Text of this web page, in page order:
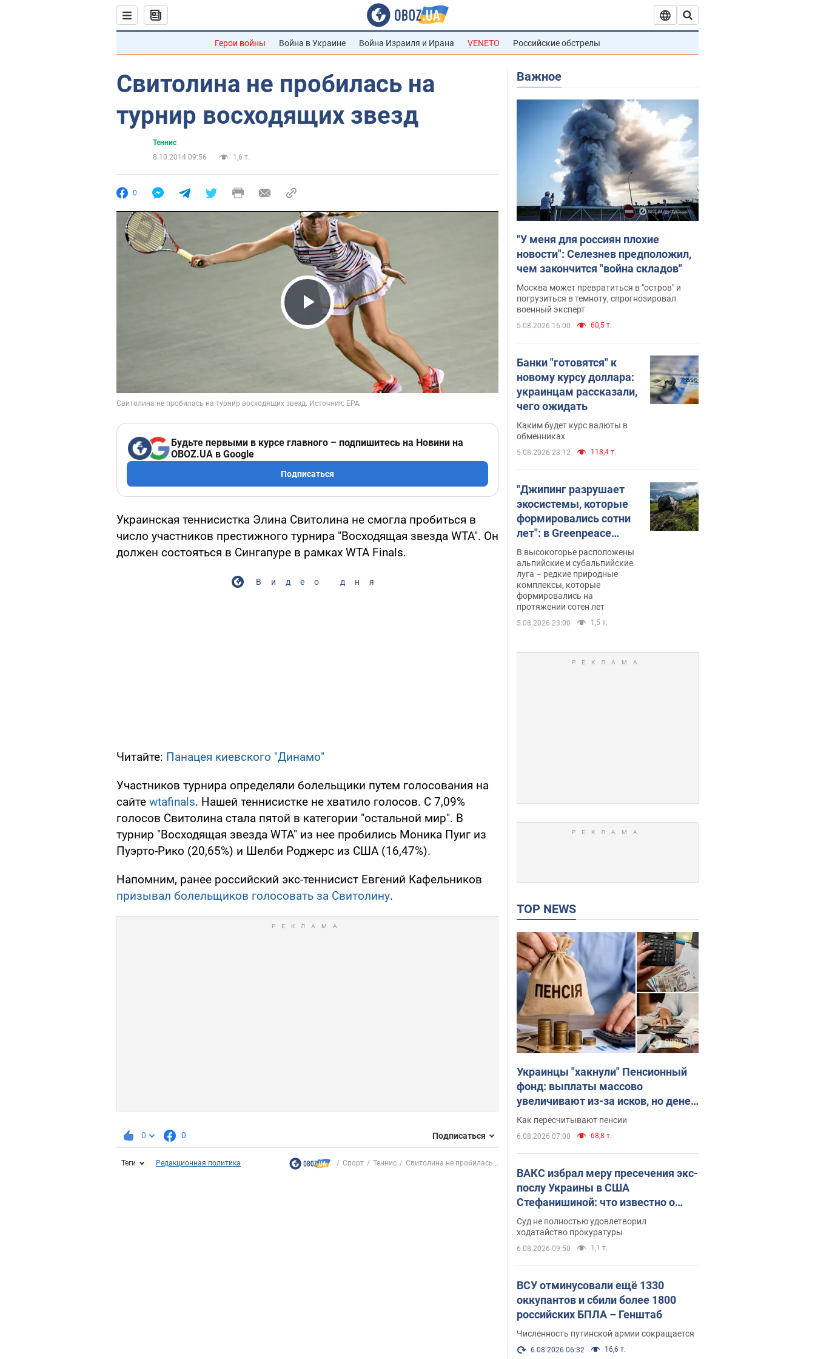
Герои войны Война в Украине Война Израиля и Ирана VENETO Российские обстрелы
Свитолина не пробилась на
турнир восходящих звезд
Теннис
8.10.2014 09:56
1,6 т.
0
Play Video
Будьте первыми в курсе главного – подпишитесь на Новини на
OBOZ.UA в Google
Подписаться
Украинская теннисистка Элина Свитолина не смогла пробиться в
число участников престижного турнира "Восходящая звезда WTA". Он
должен состояться в Сингапуре в рамках WTA Finals.
Видео дня
Читайте: Панацея киевского "Динамо"
Участников турнира определяли болельщики путем голосования на
сайте wtafinals. Нашей теннисистке не хватило голосов. С 7,09%
голосов Свитолина стала пятой в категории "остальной мир". В
турнир "Восходящая звезда WTA" из нее пробились Моника Пуиг из
Пуэрто-Рико (20,65%) и Шелби Роджерс из США (16,47%).
Напомним, ранее российский экс-теннисист Евгений Кафельников
призывал болельщиков голосовать за Свитолину.
0 0 Подписаться
Теги Редакционная политика Спорт Теннис Свитолина не пробилась...
Важное
"У меня для россиян плохие
новости": Селезнев предположил,
чем закончится "война складов"
Москва может превратиться в "остров" и
погрузиться в темноту, спрогнозировал
военный эксперт
5.08.2026 16:00 60,5 т.
Банки "готовятся" к
новому курсу доллара:
украинцам рассказали,
чего ожидать
Каким будет курс валюты в
обменниках
5.08.2026 23:12 118,4 т.
"Джипинг разрушает
экосистемы, которые
формировались сотни
лет": в Greenpeace
забили тревогу
В высокогорье расположены
альпийские и субальпийские
луга – редкие природные
комплексы, которые
формировались на
протяжении сотен лет
5.08.2026 23:00 1,5 т.
TOP NEWS
Украинцы "хакнули" Пенсионный
фонд: выплаты массово
увеличивают из-за исков, но денег
не хватает
Как пересчитывают пенсии
6.08.2026 07:00 68,8 т.
ВАКС избрал меру пресечения экс-
послу Украины в США
Стефанишиной: что известно о
деле
Суд не полностью удовлетворил
ходатайство прокуратуры
6.08.2026 09:50 1,1 т.
ВСУ отминусовали ещё 1330
оккупантов и сбили более 1800
российских БПЛА – Генштаб
Численность путинской армии сокращается
6.08.2026 06:32 16,6 т.